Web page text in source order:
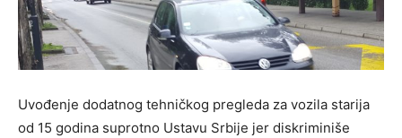
Uvođenje dodatnog tehničkog pregleda za vozila starija
od 15 godina suprotno Ustavu Srbije jer diskriminiše